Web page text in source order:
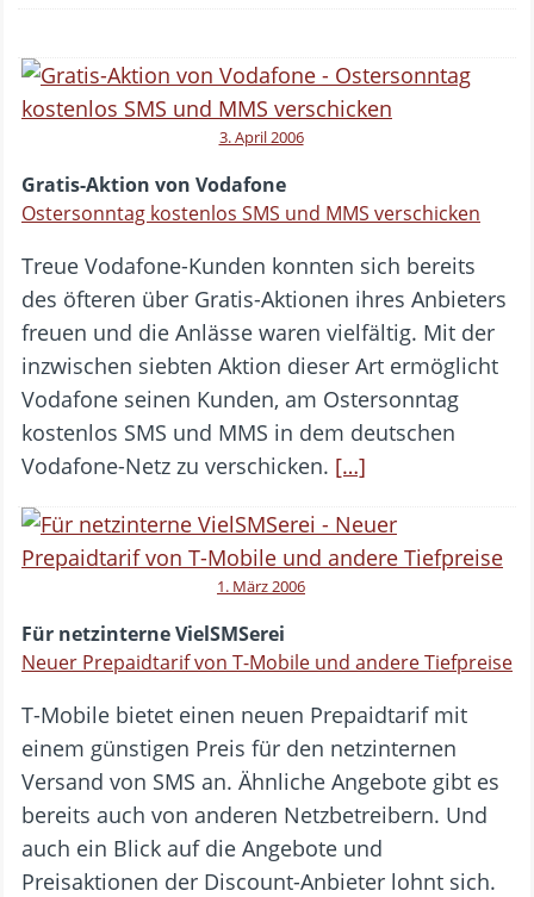
3. April 2006
Gratis-Aktion von Vodafone
Ostersonntag kostenlos SMS und MMS verschicken
Treue Vodafone-Kunden konnten sich bereits
des öfteren über Gratis-Aktionen ihres Anbieters
freuen und die Anlässe waren vielfältig. Mit der
inzwischen siebten Aktion dieser Art ermöglicht
Vodafone seinen Kunden, am Ostersonntag
kostenlos SMS und MMS in dem deutschen
Vodafone-Netz zu verschicken. […]
1. März 2006
Für netzinterne VielSMSerei
Neuer Prepaidtarif von T-Mobile und andere Tiefpreise
T-Mobile bietet einen neuen Prepaidtarif mit
einem günstigen Preis für den netzinternen
Versand von SMS an. Ähnliche Angebote gibt es
bereits auch von anderen Netzbetreibern. Und
auch ein Blick auf die Angebote und
Preisaktionen der Discount-Anbieter lohnt sich.